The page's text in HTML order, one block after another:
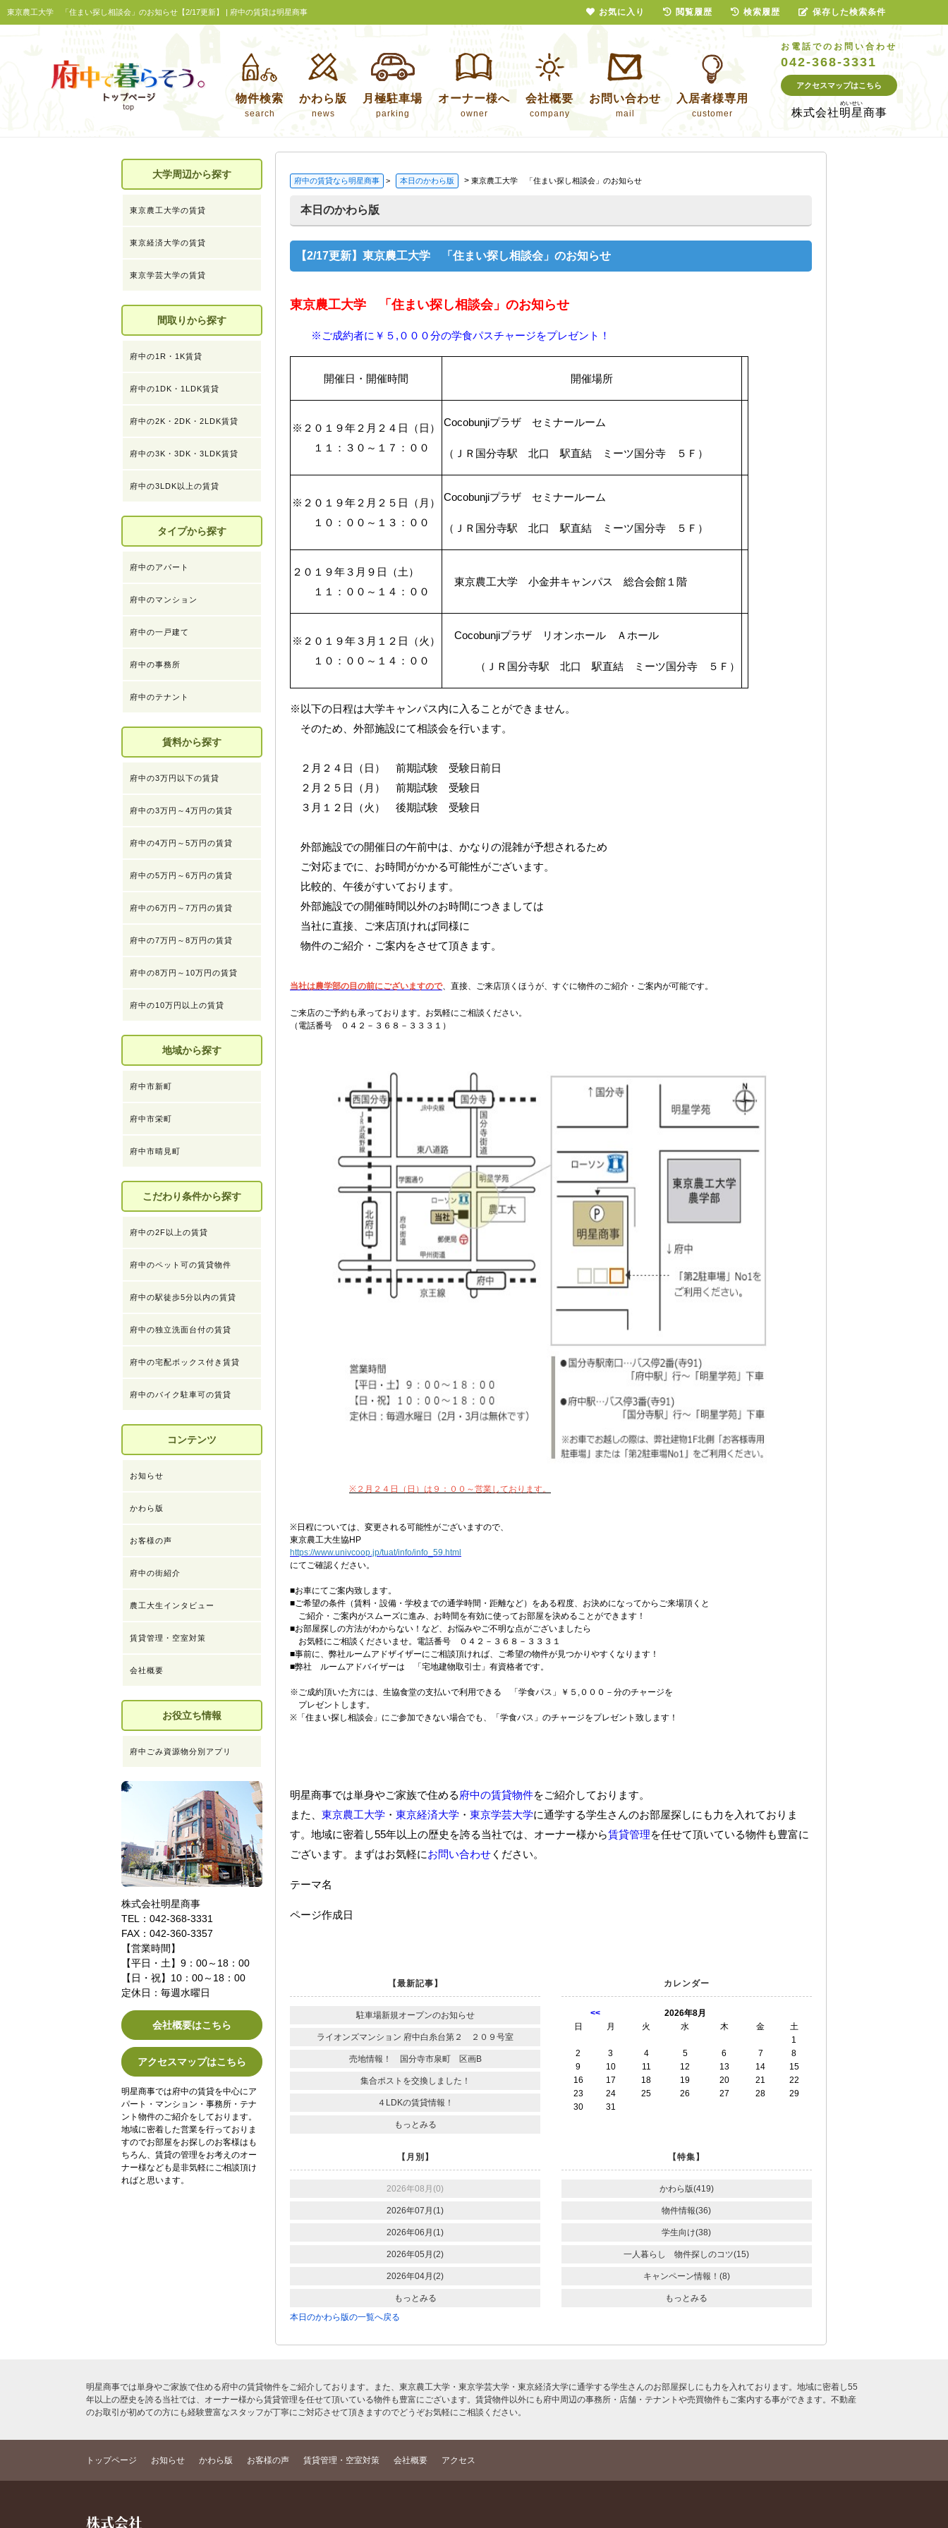
東京農工大学 「住まい探し相談会」のお知らせ【2/17更新】 | 府中の賃貸は明星商事
物件検索
search
かわら版
news
月極駐車場
parking
オーナー様へ
owner
会社概要
company
お問い合わせ
mail
入居者様専用
customer
お電話でのお問い合わせ
042-368-3331
アクセスマップはこちら
株式会社明星商事
府中の賃貸なら明星商事 > 本日のかわら版 > 東京農工大学 「住まい探し相談会」のお知らせ
本日のかわら版
【2/17更新】東京農工大学 「住まい探し相談会」のお知らせ
東京農工大学 「住まい探し相談会」のお知らせ
※ ご成約者に￥５ , ０００分の学食パスチャージをプレゼント！
開催日・開催時間 開催場所
※２０１９年２月２４日（日）
１１：３０～１７：００
Cocobunjiプラザ セミナールーム
（ＪＲ国分寺駅 北口 駅直結 ミーツ国分寺 ５Ｆ）
※２０１９年２月２５日（月）
１０：００～１３：００
Cocobunjiプラザ セミナールーム
（ＪＲ国分寺駅 北口 駅直結 ミーツ国分寺 ５Ｆ）
２０１９年３月９日（土）
１１：００～１４：００
東京農工大学 小金井キャンパス 総合会館１階
※２０１９年３月１２日（火）
１０：００～１４：００
Cocobunjiプラザ リオンホール Ａホール
（ＪＲ国分寺駅 北口 駅直結 ミーツ国分寺 ５Ｆ）
※以下の日程は大学キャンパス内に入ることができません。
そのため、外部施設にて相談会を行います。
２月２４日（日） 前期試験 受験日前日
２月２５日（月） 前期試験 受験日
３月１２日（火） 後期試験 受験日
外部施設での開催日の午前中は、かなりの混雑が予想されるため
ご対応までに、お時間がかかる可能性がございます。
比較的、午後がすいております。
外部施設での開催時間以外のお時間につきましては
当社に直接、ご来店頂ければ同様に
物件のご紹介・ご案内をさせて頂きます。
当社は農学部の目の前にございますので、直接、ご来店頂くほうが、すぐに物件のご紹介・ご案内が可能です。
ご来店のご予約も承っております。お気軽にご相談ください。
（電話番号 ０４２－３６８－３３３１）
※２月２４日（日）は９：００～営業しております。
※日程については、変更される可能性がございますので、
東京農工大生協HP
https://www.univcoop.jp/tuat/info/info_59.html
にてご確認ください。
■お車にてご案内致します。
■ご希望の条件（賃料・設備・学校までの通学時間・距離など）をある程度、お決めになってからご来場頂くと
ご紹介・ご案内がスムーズに進み、お時間を有効に使ってお部屋を決めることができます！
■お部屋探しの方法がわからない！など、お悩みやご不明な点がございましたら
お気軽にご相談くださいませ。電話番号 ０４２－３６８－３３３１
■事前に、弊社ルームアドザイザーにご相談頂ければ、ご希望の物件が見つかりやすくなります！
■弊社 ルームアドバイザーは 「宅地建物取引士」有資格者です。
※ご成約頂いた方には、生協食堂の支払いで利用できる 「学食パス」￥５,０００－分のチャージを
プレゼントします。
※「住まい探し相談会」にご参加できない場合でも、「学食パス」のチャージをプレゼント致します！
明星商事では単身やご家族で住める府中の賃貸物件をご紹介しております。
また、 東京農工大学 ・ 東京経済大学 ・ 東京学芸大学に通学する学生さんのお部屋探しにも力を入れておりま
す。地域に密着し55年以上の歴史を誇る当社では、オーナー様から賃貸管理を任せて頂いている物件も豊富に
ございます。まずはお気軽にお問い合わせ ください。
テーマ名
ページ作成日
【最新記事】
駐車場新規オープンのお知らせ
ライオンズマンション 府中白糸台第２ ２０９号室
売地情報！ 国分寺市泉町 区画B
集合ポストを交換しました！
４LDKの賃貸情報！
もっとみる
カレンダー
<<
2026年8月
日
月 火 水 木 金
土
1
2
3 4 5 6 7
8
9
10 11 12 13 14
15
16
17 18 19 20 21
22
23
24 25 26 27 28
29
30
31
【月別】
2026年08月(0)
2026年07月(1)
2026年06月(1)
2026年05月(2)
2026年04月(2)
もっとみる
【特集】
かわら版(419)
物件情報(36)
学生向け(38)
一人暮らし 物件探しのコツ(15)
キャンペーン情報！(8)
もっとみる
本日のかわら版の一覧へ戻る
大学周辺から探す
東京農工大学の賃貸
東京経済大学の賃貸
東京学芸大学の賃貸
間取りから探す
府中の1R・1K賃貸
府中の1DK・1LDK賃貸
府中の2K・2DK・2LDK賃貸
府中の3K・3DK・3LDK賃貸
府中の3LDK以上の賃貸
タイプから探す
府中のアパート
府中のマンション
府中の一戸建て
府中の事務所
府中のテナント
賃料から探す
府中の3万円以下の賃貸
府中の3万円～4万円の賃貸
府中の4万円～5万円の賃貸
府中の5万円～6万円の賃貸
府中の6万円～7万円の賃貸
府中の7万円～8万円の賃貸
府中の8万円～10万円の賃貸
府中の10万円以上の賃貸
地域から探す
府中市新町
府中市栄町
府中市晴見町
こだわり条件から探す
府中の2F以上の賃貸
府中のペット可の賃貸物件
府中の駅徒歩5分以内の賃貸
府中の独立洗面台付の賃貸
府中の宅配ボックス付き賃貸
府中のバイク駐車可の賃貸
コンテンツ
お知らせ
かわら版
お客様の声
府中の街紹介
農工大生インタビュー
賃貸管理・空室対策
会社概要
お役立ち情報
府中ごみ資源物分別アプリ
株式会社明星商事
TEL：042-368-3331
FAX：042-360-3357
【営業時間】
【平日・土】9：00～18：00
【日・祝】10：00～18：00
定休日：毎週水曜日
会社概要はこちら
アクセスマップはこちら
明星商事では府中の賃貸を中心にア
パート・マンション・事務所・テナ
ント物件のご紹介をしております。
地域に密着した営業を行っておりま
すのでお部屋をお探しのお客様はも
ちろん、賃貸の管理をお考えのオー
ナー様なども是非気軽にご相談頂け
ればと思います。
明星商事では単身やご家族で住める府中の賃貸物件をご紹介しております。また、東京農工大学・東京学芸大学・東京経済大学に通学する学生さんのお部屋探しにも力を入れております。地域に密着し55
年以上の歴史を誇る当社では、オーナー様から賃貸管理を任せて頂いている物件も豊富にございます。賃貸物件以外にも府中周辺の事務所・店舗・テナントや売買物件もご案内する事ができます。不動産
のお取引が初めての方にも経験豊富なスタッフが丁寧にご対応させて頂きますのでどうぞお気軽にご相談ください。
トップページ お知らせ かわら版 お客様の声 賃貸管理・空室対策 会社概要 アクセス
お気に入り 閲覧履歴 検索履歴 保存した検索条件